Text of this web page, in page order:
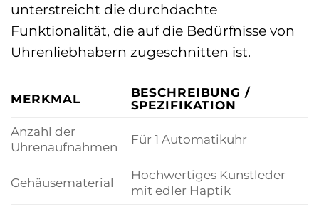
unterstreicht die durchdachte
Funktionalität, die auf die Bedürfnisse von
Uhrenliebhabern zugeschnitten ist.
MERKMAL
BESCHREIBUNG /
SPEZIFIKATION
Anzahl der
Uhrenaufnahmen
Für 1 Automatikuhr
Gehäusematerial
Hochwertiges Kunstleder
mit edler Haptik